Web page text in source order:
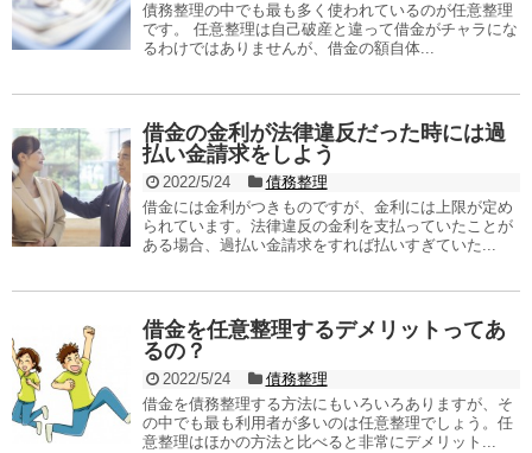
債務整理の中でも最も多く使われているのが任意整理
です。 任意整理は自己破産と違って借金がチャラにな
るわけではありませんが、借金の額自体...
借金の金利が法律違反だった時には過
払い金請求をしよう
2022/5/24
債務整理
借金には金利がつきものですが、金利には上限が定め
られています。法律違反の金利を支払っていたことが
ある場合、過払い金請求をすれば払いすぎていた...
借金を任意整理するデメリットってあ
るの？
2022/5/24
債務整理
借金を債務整理する方法にもいろいろありますが、そ
の中でも最も利用者が多いのは任意整理でしょう。任
意整理はほかの方法と比べると非常にデメリット...